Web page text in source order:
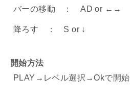
バーの移動 ： AD or ←→
降ろす ： S or ↓
開始方法
PLAY→レベル選択→Okで開始